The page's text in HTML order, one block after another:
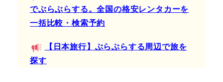
でぶらぶらする。全国の格安レンタカーを
一括比較・検索予約
【日本旅行】ぶらぶらする周辺で旅を
探す